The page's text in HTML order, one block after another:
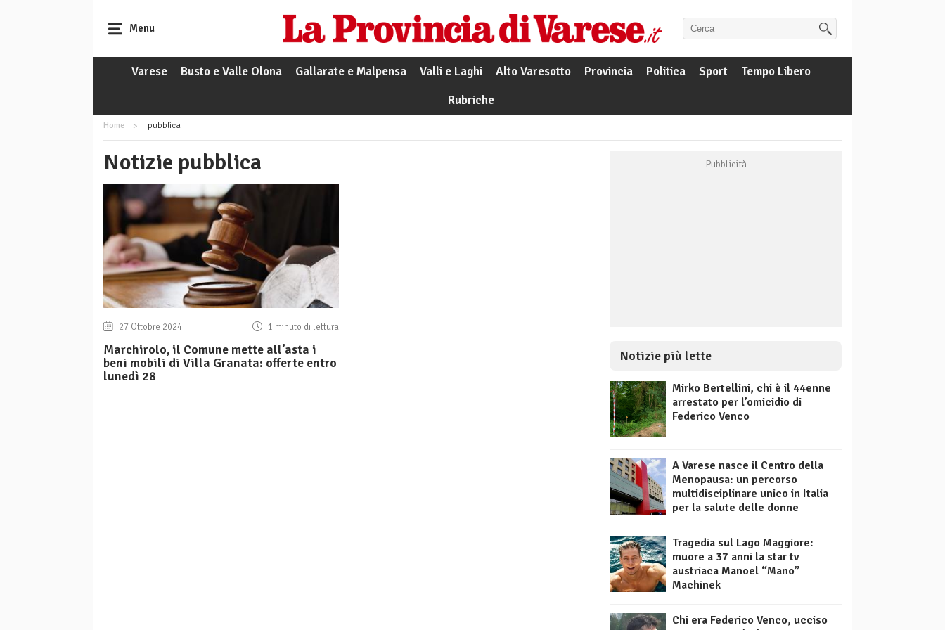
Menu
Varese Busto e Valle Olona Gallarate e Malpensa Valli e Laghi Alto Varesotto Provincia Politica Sport
Tempo Libero
Rubriche
Home pubblica
Notizie pubblica
27 Ottobre 2024 1 minuto di lettura
Marchirolo, il Comune mette all’asta i
beni mobili di Villa Granata: offerte entro
lunedì 28
Notizie più lette
Mirko Bertellini, chi è il 44enne
arrestato per l’omicidio di
Federico Venco
A Varese nasce il Centro della
Menopausa: un percorso
multidisciplinare unico in Italia
per la salute delle donne
Tragedia sul Lago Maggiore:
muore a 37 anni la star tv
austriaca Manoel “Mano”
Machinek
Chi era Federico Venco, ucciso